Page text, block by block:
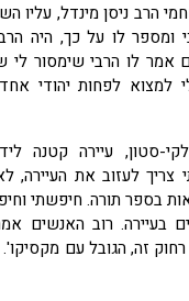
הרב ניסן מינדל, עליו
ומספר לו על כך, היה
אמר לו הרבי שימסור
למצוא לפחות יהודי
סטון, עיירה קטנה
צריך לעזוב את העיירה,
בספר תורה. חיפשתי
בעיירה. רוב האנשים
רחוק זה, הגובל עם